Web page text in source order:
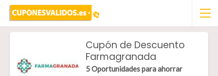
Cupón de Descuento
Farmagranada
5 Oportunidades para ahorrar